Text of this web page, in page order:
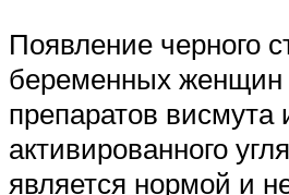
Появление черного
беременных женщин
препаратов висмута
активированного
является нормой и